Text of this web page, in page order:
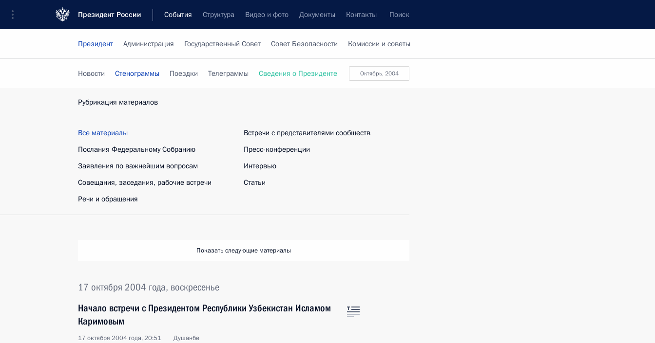
Президент России События Структура Видео и фото Документы Контакты Поиск
Президент Администрация Государственный Совет Совет Безопасности Комиссии и советы
Октябрь, 2004
Новости Стенограммы Поездки Телеграммы Сведения о Президенте
Рубрикация материалов
Все материалы
Послания Федеральному Собранию
Заявления по важнейшим вопросам
Совещания, заседания, рабочие встречи
Речи и обращения
Встречи с представителями сообществ
Пресс-конференции
Интервью
Статьи
Показать следующие материалы
17 октября 2004 года, воскресенье
Начало встречи с Президентом Республики Узбекистан Исламом
Каримовым
17 октября 2004 года, 20:51 Душанбе